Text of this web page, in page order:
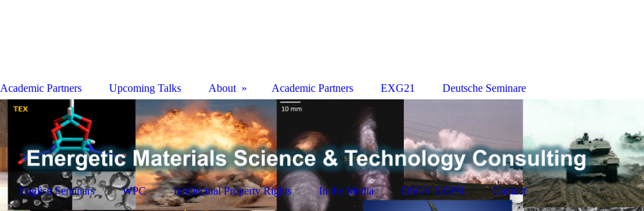
Academic Partners Upcoming Talks About Academic Partners EXG21 Deutsche Seminare
English Seminars WPC Intellectual Property Rights In the Media DSGV GDPR Contact